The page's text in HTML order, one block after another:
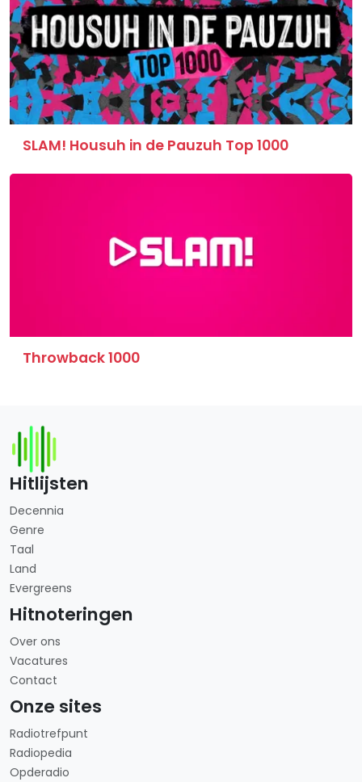
SLAM! Housuh in de Pauzuh Top 1000
Throwback 1000
Hitlijsten
Decennia
Genre
Taal
Land
Evergreens
Hitnoteringen
Over ons
Vacatures
Contact
Onze sites
Radiotrefpunt
Radiopedia
Opderadio